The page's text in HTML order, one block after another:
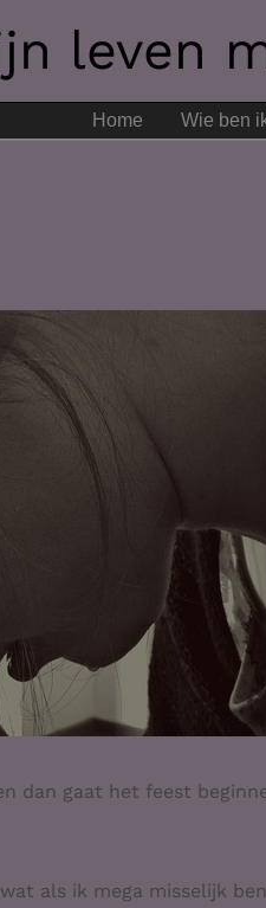
leven
Home Wie ben
dan gaat het feest
als ik mega misselijk